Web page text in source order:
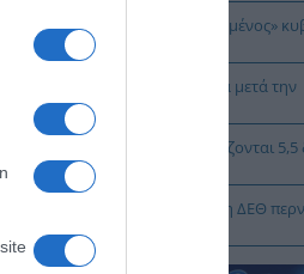
Ν. Γρηγοράκου: Ένας «πολιτισμένος»
διάλογος
Σπ. Τσιτσίγκος: Η τρομοκρατία μετά την
«απομυθοποίησή» της
Λ. Κυρίζογλου: Οι δήμοι χρειάζονται
για να μην «μπαίνουν μέσα»
Β. Κορκίδης: Ο δρόμος προς τη ΔΕΘ
πραγματική οικονομία